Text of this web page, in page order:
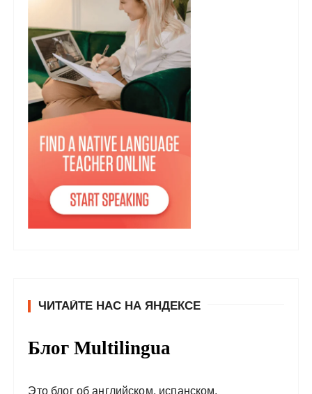
ЧИТАЙТЕ НАС НА ЯНДЕКСЕ
Блог Multilingua
Это блог об английском, испанском,